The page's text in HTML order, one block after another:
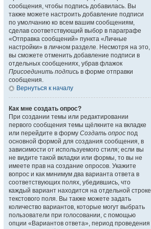
сообщения, чтобы подпись добавилась. Вы
также можете настроить добавление подписи
по умолчанию ко всем вашим сообщениям,
сделав соответствующий выбор в параграфе
«Отправка сообщений» пункта «Личные
настройки» в личном разделе. Несмотря на это,
вы сможете отменить добавление подписи в
отдельных сообщениях, убрав флажок
Присоединить подпись в форме отправки
сообщения.
Вернуться к началу
Как мне создать опрос?
При создании темы или редактировании
первого сообщения темы щёлкните на вкладке
или перейдите в форму Создать опрос под
основной формой для создания сообщения, в
зависимости от используемого стиля; если вы
не видите такой вкладки или формы, то вы не
имеете прав на создание опросов. Укажите
вопрос и как минимум два варианта ответа в
соответствующих полях, убедившись, что
каждый вариант находится на отдельной строке
текстового поля. Вы также можете задать
количество вариантов, которые могут выбрать
пользователи при голосовании, с помощью
опции «Вариантов ответа», период проведения